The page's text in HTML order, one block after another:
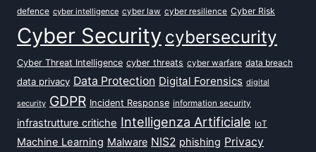
defence cyber intelligence cyber law cyber resilience Cyber Risk
Cyber Security cybersecurity
Cyber Threat Intelligence cyber threats cyber warfare data breach
data privacy Data Protection Digital Forensics digital
security GDPR Incident Response information security
infrastrutture critiche Intelligenza Artificiale IoT
Machine Learning Malware NIS2 phishing Privacy